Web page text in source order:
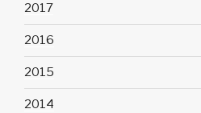
2017
2016
2015
2014